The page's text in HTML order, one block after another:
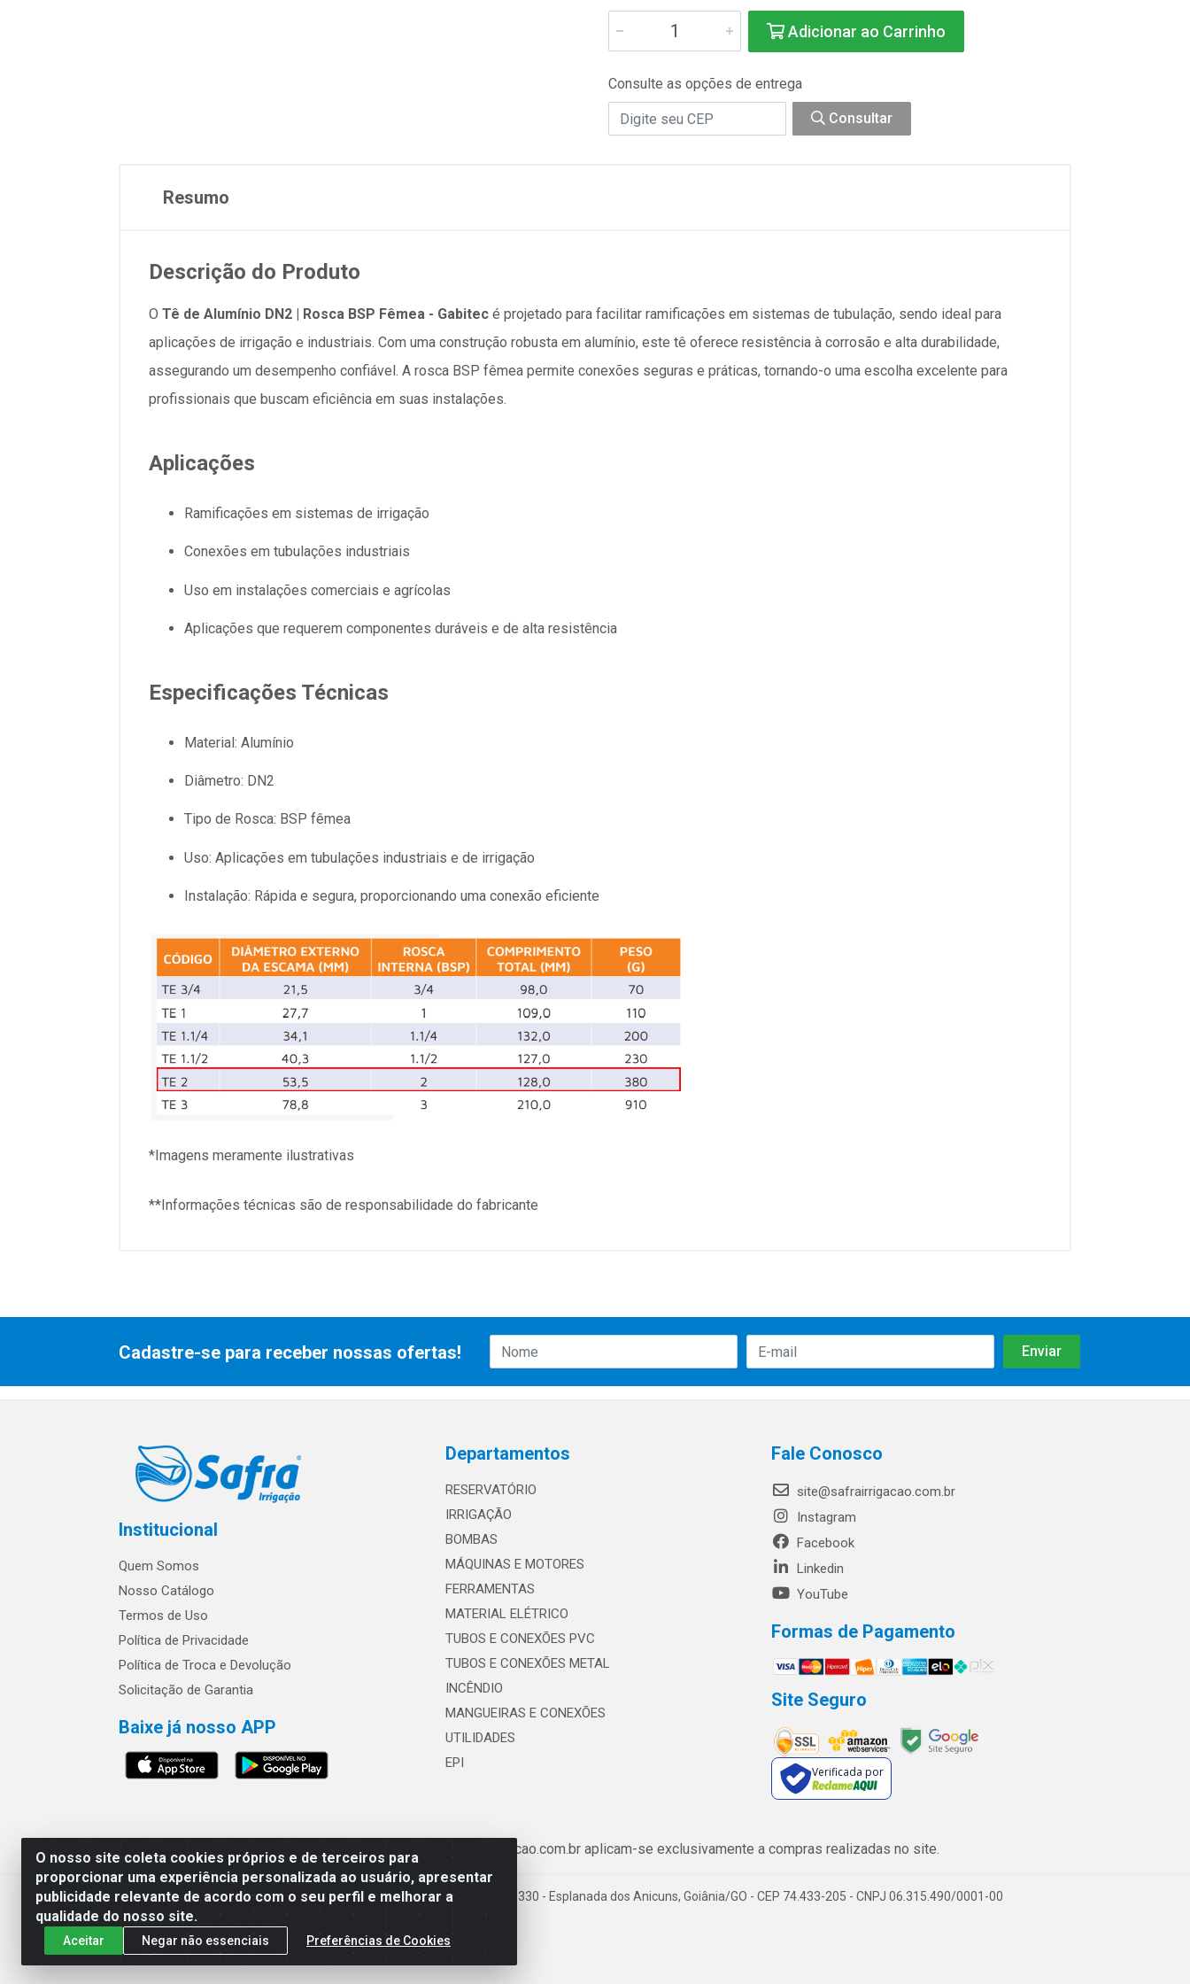
Adicionar ao Carrinho
Consulte as opções de entrega
Consultar
Resumo
Descrição do Produto
O Tê de Alumínio DN2 | Rosca BSP Fêmea - Gabitec é projetado para facilitar ramificações em sistemas de tubulação, sendo ideal para
aplicações de irrigação e industriais. Com uma construção robusta em alumínio, este tê oferece resistência à corrosão e alta durabilidade,
assegurando um desempenho confiável. A rosca BSP fêmea permite conexões seguras e práticas, tornando-o uma escolha excelente para
profissionais que buscam eficiência em suas instalações.
Aplicações
Ramificações em sistemas de irrigação
Conexões em tubulações industriais
Uso em instalações comerciais e agrícolas
Aplicações que requerem componentes duráveis e de alta resistência
Especificações Técnicas
Material: Alumínio
Diâmetro: DN2
Tipo de Rosca: BSP fêmea
Uso: Aplicações em tubulações industriais e de irrigação
Instalação: Rápida e segura, proporcionando uma conexão eficiente
*Imagens meramente ilustrativas
**Informações técnicas são de responsabilidade do fabricante
O nosso site coleta cookies próprios e de terceiros para
proporcionar uma experiência personalizada ao usuário, apresentar
publicidade relevante de acordo com o seu perfil e melhorar a
qualidade do nosso site.
Aceitar Negar não essenciais Preferências de Cookies
Cadastre-se para receber nossas ofertas!
Institucional
Quem Somos
Nosso Catálogo
Termos de Uso
Política de Privacidade
Política de Troca e Devolução
Solicitação de Garantia
Baixe já nosso APP
Departamentos
RESERVATÓRIO
IRRIGAÇÃO
BOMBAS
MÁQUINAS E MOTORES
FERRAMENTAS
MATERIAL ELÉTRICO
TUBOS E CONEXÕES PVC
TUBOS E CONEXÕES METAL
INCÊNDIO
MANGUEIRAS E CONEXÕES
UTILIDADES
EPI
Fale Conosco
site@safrairrigacao.com.br
Instagram
Facebook
Linkedin
YouTube
Formas de Pagamento
Site Seguro
Verificada por
Os preços e condições de www.safrairrigacao.com.br aplicam-se exclusivamente a compras realizadas no site.
Safra Agrícola e Pecuária LTDA - Avenida Castelo Branco, 5330 - Esplanada dos Anicuns, Goiânia/GO - CEP 74.433-205 - CNPJ 06.315.490/0001-00